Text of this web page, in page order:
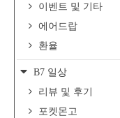
이벤트 및 기타
에어드랍
환율
B7 일상
리뷰 및 후기
포켓몬고